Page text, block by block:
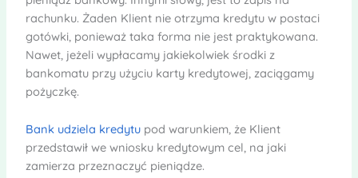
rachunku. Żaden Klient nie otrzyma kredytu w postaci
gotówki, ponieważ taka forma nie jest praktykowana.
Nawet, jeżeli wypłacamy jakiekolwiek środki z
bankomatu przy użyciu karty kredytowej, zaciągamy
pożyczkę.
Bank udziela kredytupod warunkiem, że Klient
przedstawił we wniosku kredytowym cel, na jaki
zamierza przeznaczyć pieniądze.